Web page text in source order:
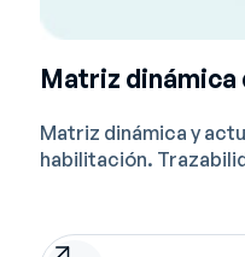
Matriz
Matriz dinámica y
habilitación.